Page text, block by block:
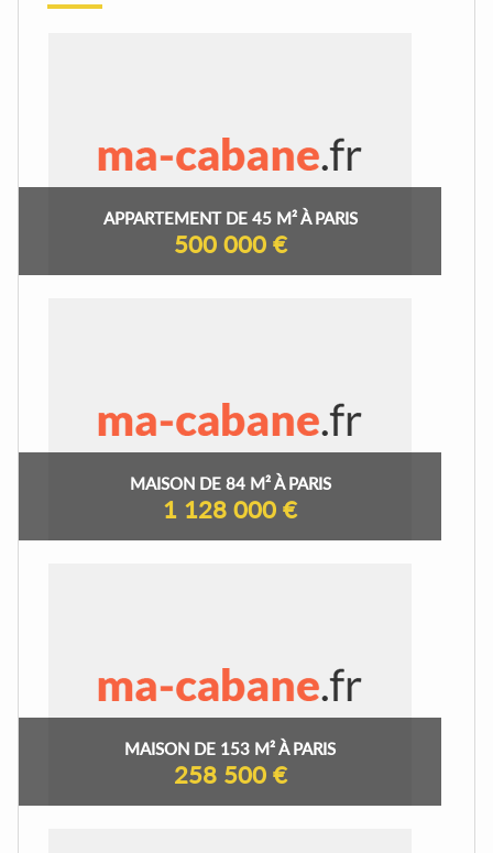
APPARTEMENT DE 45 M² À PARIS
500 000 €
MAISON DE 84 M² À PARIS
1 128 000 €
MAISON DE 153 M² À PARIS
258 500 €